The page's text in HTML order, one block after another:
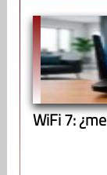
WiFi 7: